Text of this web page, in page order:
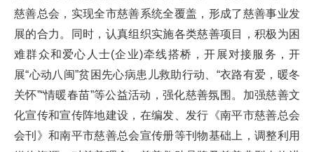
慈善总会，实现全市慈善系统全覆盖，形成了慈善事业发
展的合力。同时，认真组织实施各类慈善项目，积极为困
难群众和爱心人士(企业)牵线搭桥，开展对接服务，开
展“心动八闽”贫困先心病患儿救助行动、“衣路有爱，暖冬
关怀”“情暖春苗”等公益活动，强化慈善氛围。加强慈善文
化宣传和宣传阵地建设，在编发、发行《南平市慈善总会
会刊》和南平市慈善总会宣传册等刊物基础上，调整利用